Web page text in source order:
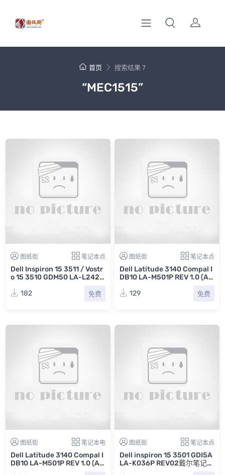
首页 搜索结果 7
“MEC1515”
图纸街 笔记本点
Dell Inspiron 15 3511 / Vostr
o 15 3510 GDM50 LA-L242P
图BVR
182 免费
图纸街 笔记本点
Dell Latitude 3140 Compal I
DB10 LA-M501P REV 1.0 (A0
129
免费
图纸街 笔记本电
Dell Latitude 3140 Compal I
DB10 LA-M501P REV 1.0 (A0
图纸街 笔记本点
Dell inspiron 15 3501 GDI5A
LA-K036P REV02戴尔笔记本